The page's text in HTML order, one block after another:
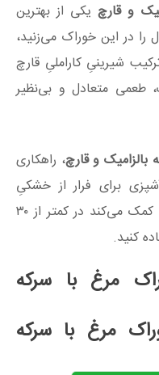
و قارچیکی از بهترین
در این خوراک می‌زنید،
شیرینیِ کاراملیِ قارچ
طعمی متعادل و بی‌نظیر
و قارچ، راهکاری
برای فرار از خشکیِ
همیشگیِ سینه مرغ است و به شما کمک می‌کند در کمتر از ۳۰
کنید.
مرغ با سرکه
مرغ با سرکه